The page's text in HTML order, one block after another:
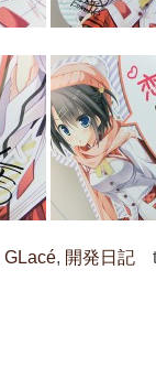
GLacé, 開発日記